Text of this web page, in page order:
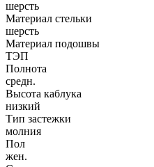
шерсть
Материал стельки
шерсть
Материал подошвы
ТЭП
Полнота
средн.
Высота каблука
низкий
Тип застежки
молния
Пол
жен.